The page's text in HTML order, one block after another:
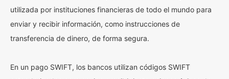
utilizada por instituciones financieras de todo el mundo para
enviar y recibir información, como instrucciones de
transferencia de dinero, de forma segura.
En un pago SWIFT, los bancos utilizan códigos SWIFT